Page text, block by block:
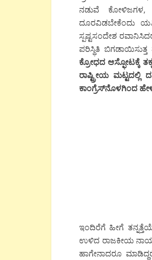
ನಡುವೆ ಕೋಳಿಜಗಳ,
ದೂರವಿಡಬೇಕೆಂದು
ಸ್ಪಷ್ಟಸಂದೇಶ
ಪರಿಸ್ಥಿತಿ
ಕ್ರೋಧದ ಆಸ್ಫೋಟಕ್ಕೆ
ರಾಷ್ಟ್ರೀಯ ಮಟ್ಟದಲ್ಲಿ
ಕಾಂಗ್ರೆಸ್‍ನೊಳಗಿಂದ
ಇಂದಿರೆಗೆ ಹೀಗೆ
ಉಳಿದ ರಾಜಕೀಯ
ಹಾಗೇನಾದರೂ